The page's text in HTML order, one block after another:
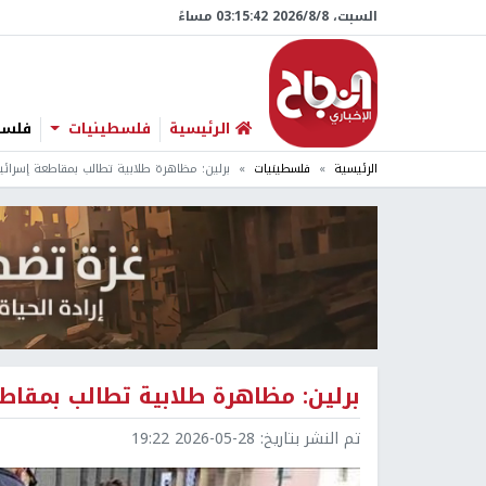
السبت، 8/‏8/‏2026 03:15:43 مساءً
الرئيسية فلسطينيات
الرئيسية فلسطينيات برلين: مظاهرة طلابية تطالب بمقاطعة
برلين: مظاهرة طلابية تطالب
تم النشر بتاريخ: 2026-05-28 19:22